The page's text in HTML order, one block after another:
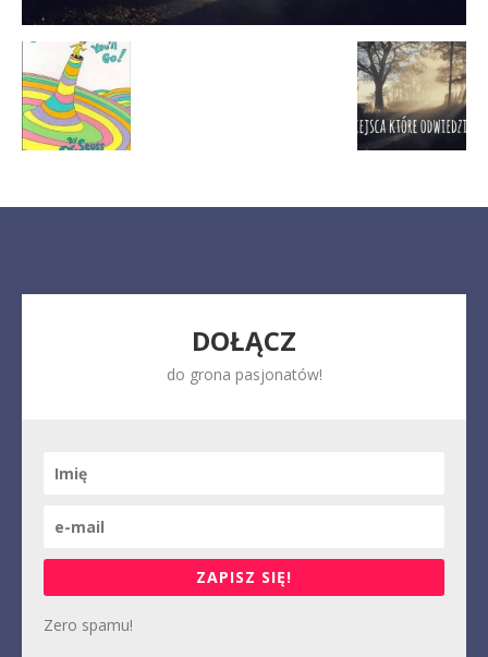
DOŁĄCZ
do grona pasjonatów!
ZAPISZ SIĘ!
Zero spamu!